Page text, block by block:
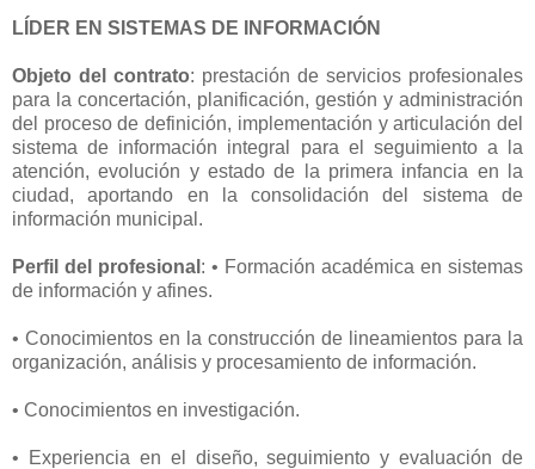
LÍDER EN SISTEMAS DE INFORMACIÓN
Objeto del contrato: prestación de servicios profesionales
para la concertación, planificación, gestión y administración
del proceso de definición, implementación y articulación del
sistema de información integral para el seguimiento a la
atención, evolución y estado de la primera infancia en la
ciudad, aportando en la consolidación del sistema de
información municipal.
Perfil del profesional : • Formación académica en sistemas
de información y afines.
• Conocimientos en la construcción de lineamientos para la
organización, análisis y procesamiento de información.
• Conocimientos en investigación.
• Experiencia en el diseño, seguimiento y evaluación de